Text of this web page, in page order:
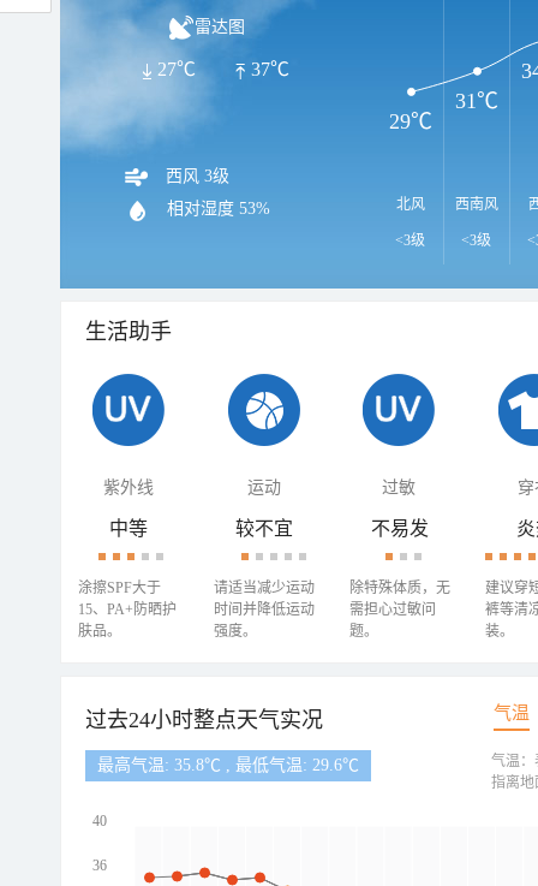
雷达图
37℃
27℃
西风 3级
相对湿度 53% 北风
<3级
西南风
<3级
29℃
31℃
生活助手
紫外线 运动 过敏 穿
中等
涂擦SPF大于
15、PA+防晒护
肤品。
较不宜
请适当减少运动
时间并降低运动
强度。
不易发
除特殊体质，无
需担心过敏问
题。
建议穿
裤等清
装。
过去24小时整点天气实况 气温
最高气温: 35.8℃ , 最低气温: 29.6℃
40
36
气温：
指离地